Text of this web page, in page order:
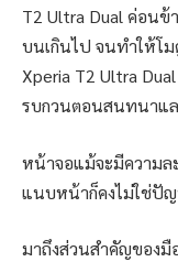
T2 Ultra Dual ค่อนข้
บนเกินไป จนทำให้โม
Xperia T2 Ultra
รบกวนตอนสนทนาแล
หน้าจอแม้จะมีความล
แนบหน้าก็คงไม่ใช่ปั
มาถึงส่วนสำคัญของมื